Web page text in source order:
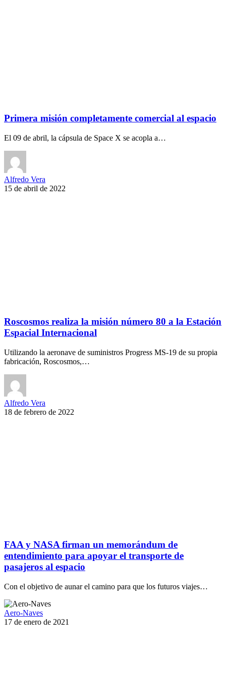
Primera misión completamente comercial al espacio
El 09 de abril, la cápsula de Space X se acopla a…
Alfredo Vera
15 de abril de 2022
Roscosmos realiza la misión número 80 a la Estación
Espacial Internacional
Utilizando la aeronave de suministros Progress MS-19 de su propia
fabricación, Roscosmos,…
Alfredo Vera
18 de febrero de 2022
FAA y NASA firman un memorándum de
entendimiento para apoyar el transporte de
pasajeros al espacio
Con el objetivo de aunar el camino para que los futuros viajes…
Aero-Naves
17 de enero de 2021